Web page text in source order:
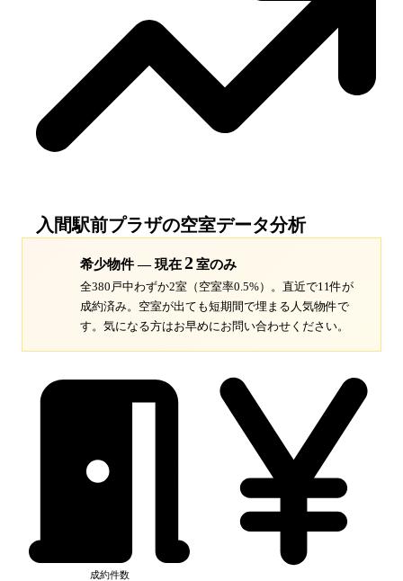
入間駅前プラザの空室データ分析
希少物件 — 現在2室のみ
全380戸中わずか2室（空室率0.5%）。 直近で11件が
成約済み。空室が出ても短期間で埋まる人気物件で
す。 気になる方はお早めにお問い合わせください。
成約件数